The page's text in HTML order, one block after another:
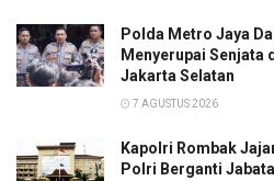
Polda Metro Jaya
Menyerupai Senjata
Jakarta Selatan
7 AGUSTUS 2026
Kapolri Rombak
Polri Berganti